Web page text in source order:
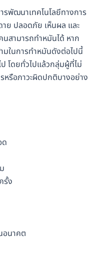
พัฒนาเทคโนโลยีทางการ
ย ปลอดภัย เห็นผล และ
สามารถทำหมันได้ หาก
ในการทำหมันดังต่อไปนี้
โดยทั่วไปแล้วกลุ่มผู้ที่ไม่
หรือภาวะผิดปกติบางอย่าง
ด
รั้ง
อนาคต